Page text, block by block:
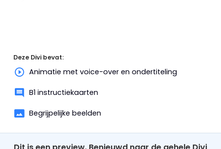
Deze Divi bevat:
Animatie met voice-over en ondertiteling
B1 instructiekaarten
Begrijpelijke beelden